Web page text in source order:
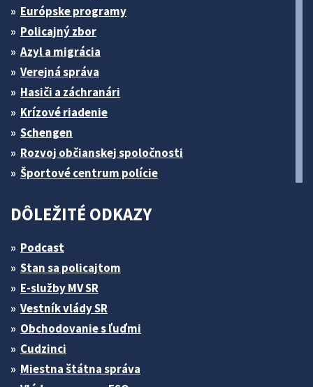
Európske programy
Policajný zbor
Azyl a migrácia
Verejná správa
Hasiči a záchranári
Krízové riadenie
Schengen
Rozvoj občianskej spoločnosti
Športové centrum polície
DÔLEŽITÉ ODKAZY
Podcast
Stan sa policajtom
E-služby MV SR
Vestník vlády SR
Obchodovanie s ľuďmi
Cudzinci
Miestna štátna správa